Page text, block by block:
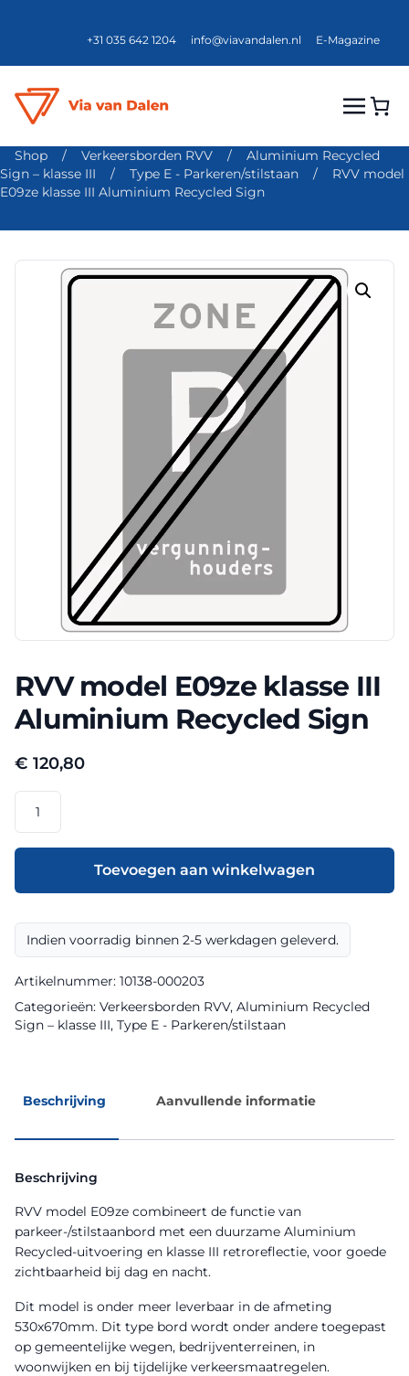
+31 035 642 1204 info@viavandalen.nl E-Magazine
Shop / Verkeersborden RVV /
Aluminium Recycled
Sign – klasse III
/ Type E - Parkeren/stilstaan /
RVV model
E09ze klasse III Aluminium Recycled Sign
RVV model E09ze klasse III
Aluminium Recycled Sign
€ 120,80
model
E09ze
III
Recycled
Sign
aantal
Toevoegen aan winkelwagen
Indien voorradig binnen 2-5 werkdagen geleverd.
Artikelnummer: 10138-000203
Categorieën: Verkeersborden RVV, Aluminium Recycled
Sign – klasse III, Type E - Parkeren/stilstaan
Beschrijving Aanvullende informatie
Beschrijving
RVV model E09ze combineert de functie van
parkeer-/stilstaanbord met een duurzame Aluminium
Recycled-uitvoering en klasse III retroreflectie, voor goede
zichtbaarheid bij dag en nacht.
Dit model is onder meer leverbaar in de afmeting
530x670mm. Dit type bord wordt onder andere toegepast
op gemeentelijke wegen, bedrijventerreinen, in
woonwijken en bij tijdelijke verkeersmaatregelen.